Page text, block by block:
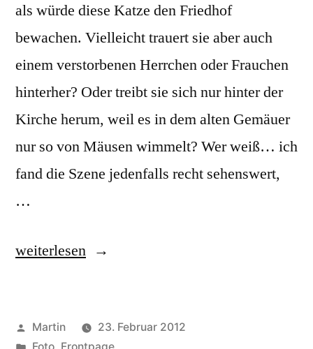
als würde diese Katze den Friedhof
bewachen. Vielleicht trauert sie aber auch
einem verstorbenen Herrchen oder Frauchen
hinterher? Oder treibt sie sich nur hinter der
Kirche herum, weil es in dem alten Gemäuer
nur so von Mäusen wimmelt? Wer weiß… ich
fand die Szene jedenfalls recht sehenswert,
…
„Graveyard
weiterlesen
Veröffentlicht
von
Martin
23. Februar 2012
Veröffentlicht